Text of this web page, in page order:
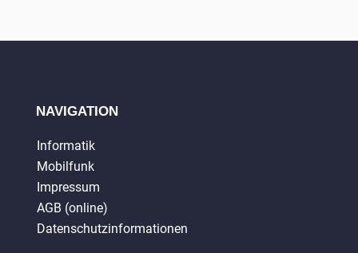
NAVIGATION
Informatik
Mobilfunk
Impressum
AGB (online)
Datenschutzinformationen